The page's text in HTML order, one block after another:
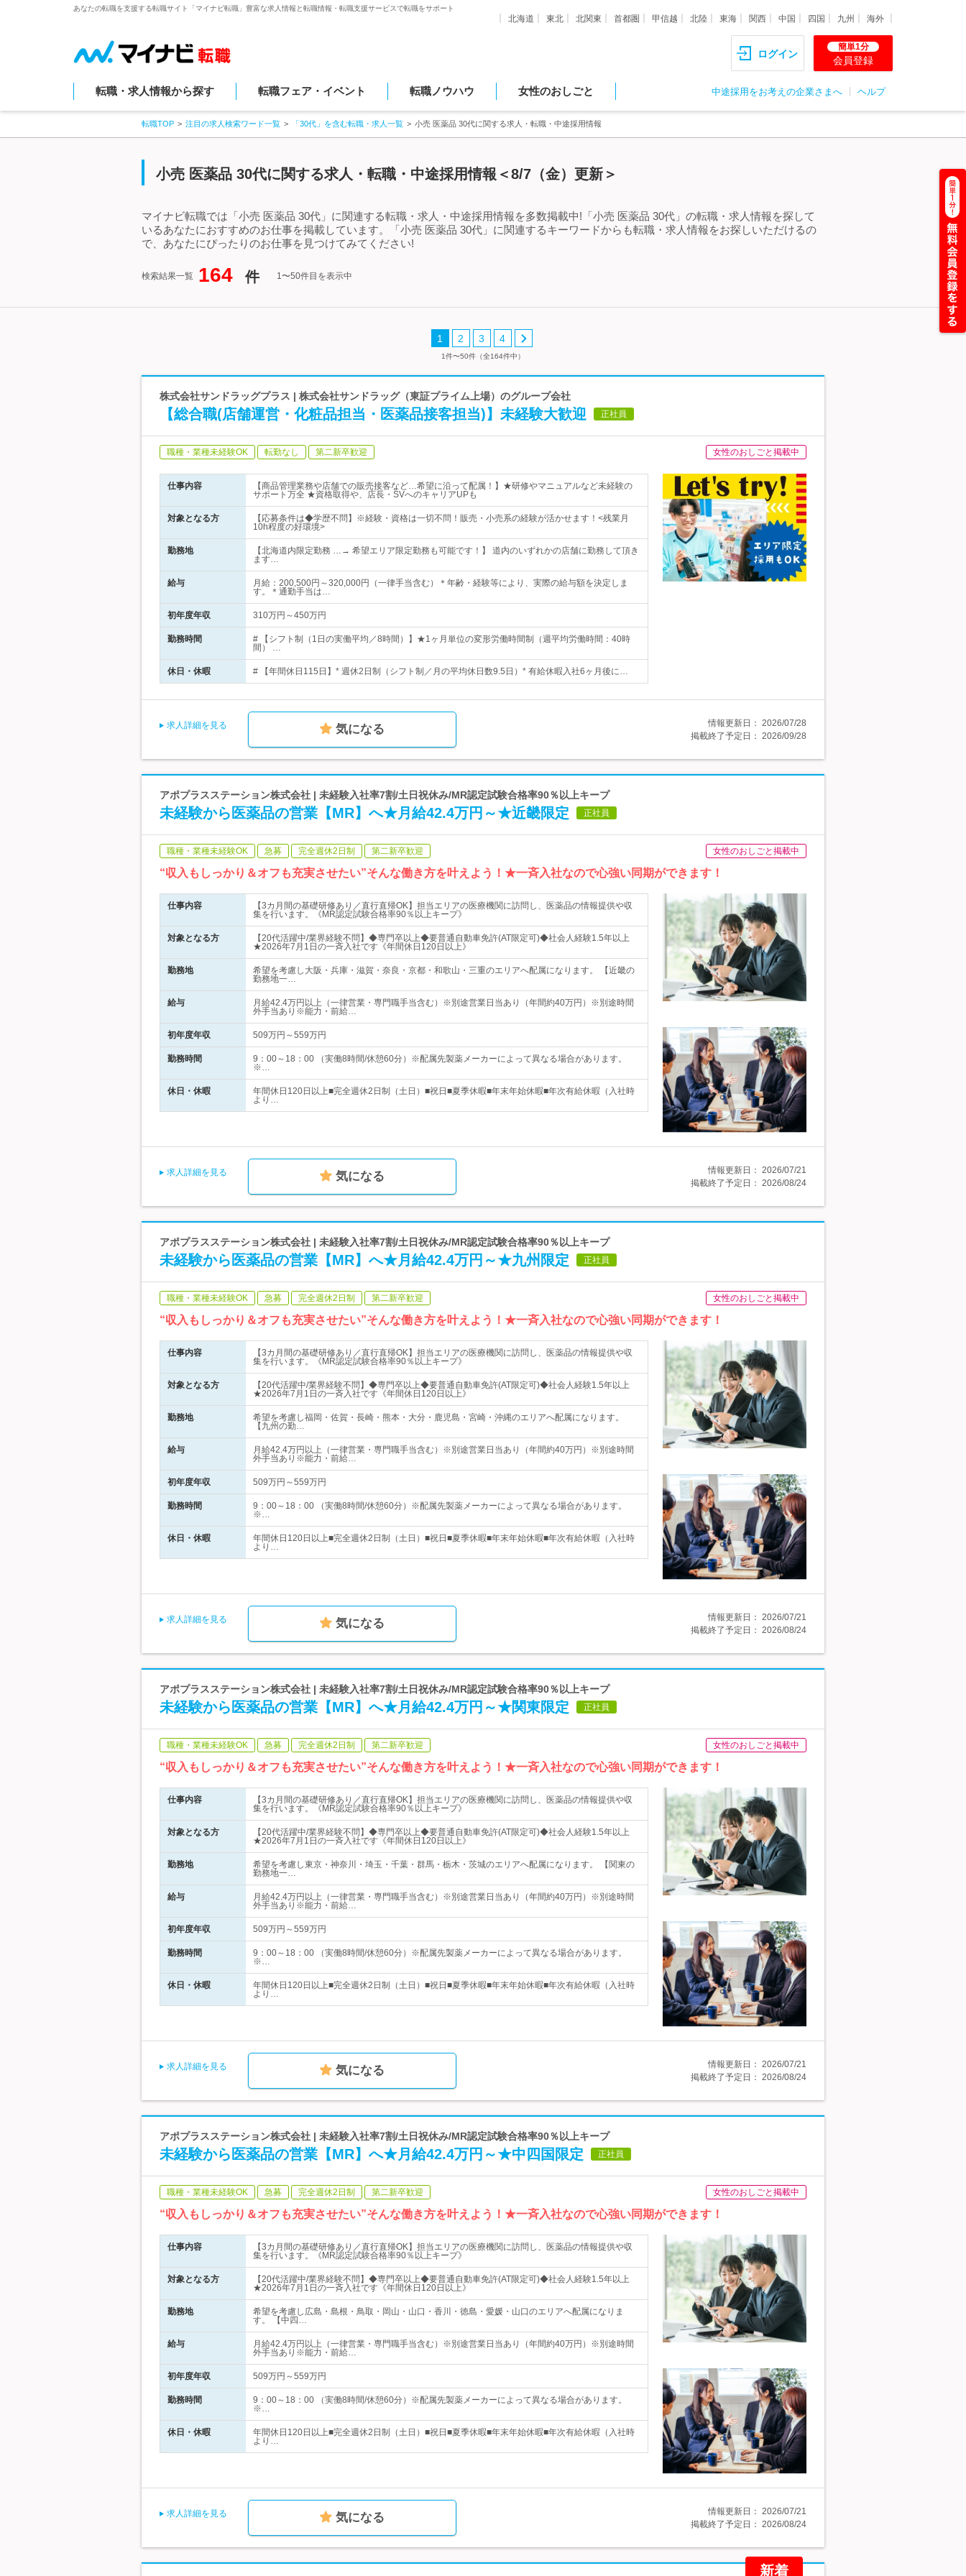
あなたの転職を支援する転職サイト「マイナビ転職」豊富な求人情報と転職情報・転職支援サービスで転職をサポート
北海道 東北 北関東 首都圏 甲信越 北陸 東海 関西 中国 四国 九州 海外
ログイン
簡単1分
会員登録
転職・求人情報から探す 転職フェア・イベント 転職ノウハウ 女性のおしごと 中途採用をお考えの企業さまへ ヘルプ
転職TOP 注目の求人検索ワード一覧 「30代」を含む転職・求人一覧 小売 医薬品 30代に関する求人・転職・中途採用情報
小売 医薬品 30代に関する求人・転職・中途採用情報＜8/7（金）更新＞
マイナビ転職では「小売 医薬品 30代」に関連する転職・求人・中途採用情報を多数掲載中!「小売 医薬品 30代」の転職・求人情報を探して
いるあなたにおすすめのお仕事を掲載しています。「小売 医薬品 30代」に関連するキーワードからも転職・求人情報をお探しいただけるの
で、あなたにぴったりのお仕事を見つけてみてください!
検索結果一覧 164 件 1〜50件目を表示中
1 2 3 4
1件〜50件（全164件中）
株式会社サンドラッグプラス | 株式会社サンドラッグ（東証プライム上場）のグループ会社
【総合職(店舗運営・化粧品担当・医薬品接客担当)】未経験大歓迎 正社員
職種・業種未経験OK 転勤なし 第二新卒歓迎 女性のおしごと掲載中
仕事内容
【商品管理業務や店舗での販売接客など…希望に沿って配属！】★研修やマニュアルなど未経験の
サポート万全 ★資格取得や、店長・SVへのキャリアUPも
対象となる方
【応募条件は◆学歴不問】※経験・資格は一切不問！販売・小売系の経験が活かせます！<残業月
10h程度の好環境>
勤務地
【北海道内限定勤務 …→ 希望エリア限定勤務も可能です！】 道内のいずれかの店舗に勤務して頂き
ます…
給与
月給：200,500円～320,000円（一律手当含む）＊年齢・経験等により、実際の給与額を決定しま
す。＊通勤手当は…
初年度年収 310万円～450万円
勤務時間
# 【シフト制（1日の実働平均／8時間）】★1ヶ月単位の変形労働時間制（週平均労働時間：40時
間） …
休日・休暇 # 【年間休日115日】* 週休2日制（シフト制／月の平均休日数9.5日）* 有給休暇入社6ヶ月後に…
求人詳細を見る 気になる 情報更新日： 2026/07/28
掲載終了予定日： 2026/09/28
アポプラスステーション株式会社 | 未経験入社率7割/土日祝休み/MR認定試験合格率90％以上キープ
未経験から医薬品の営業【MR】へ★月給42.4万円～★近畿限定 正社員
職種・業種未経験OK 急募 完全週休2日制 第二新卒歓迎 女性のおしごと掲載中
“収入もしっかり＆オフも充実させたい”そんな働き方を叶えよう！★一斉入社なので心強い同期ができます！
仕事内容
【3カ月間の基礎研修あり／直行直帰OK】担当エリアの医療機関に訪問し、医薬品の情報提供や収
集を行います。《MR認定試験合格率90％以上キープ》
対象となる方
【20代活躍中/業界経験不問】◆専門卒以上◆要普通自動車免許(AT限定可)◆社会人経験1.5年以上
★2026年7月1日の一斉入社です《年間休日120日以上》
勤務地
希望を考慮し大阪・兵庫・滋賀・奈良・京都・和歌山・三重のエリアへ配属になります。 【近畿の
勤務地一…
給与
月給42.4万円以上（一律営業・専門職手当含む）※別途営業日当あり（年間約40万円）※別途時間
外手当あり※能力・前給…
初年度年収 509万円～559万円
勤務時間
9：00～18：00 （実働8時間/休憩60分）※配属先製薬メーカーによって異なる場合があります。
※…
休日・休暇
年間休日120日以上■完全週休2日制（土日）■祝日■夏季休暇■年末年始休暇■年次有給休暇（入社時
より…
求人詳細を見る 気になる 情報更新日： 2026/07/21
掲載終了予定日： 2026/08/24
アポプラスステーション株式会社 | 未経験入社率7割/土日祝休み/MR認定試験合格率90％以上キープ
未経験から医薬品の営業【MR】へ★月給42.4万円～★九州限定 正社員
職種・業種未経験OK 急募 完全週休2日制 第二新卒歓迎 女性のおしごと掲載中
“収入もしっかり＆オフも充実させたい”そんな働き方を叶えよう！★一斉入社なので心強い同期ができます！
仕事内容
【3カ月間の基礎研修あり／直行直帰OK】担当エリアの医療機関に訪問し、医薬品の情報提供や収
集を行います。《MR認定試験合格率90％以上キープ》
対象となる方
【20代活躍中/業界経験不問】◆専門卒以上◆要普通自動車免許(AT限定可)◆社会人経験1.5年以上
★2026年7月1日の一斉入社です《年間休日120日以上》
勤務地
希望を考慮し福岡・佐賀・長崎・熊本・大分・鹿児島・宮崎・沖縄のエリアへ配属になります。
【九州の勤…
給与
月給42.4万円以上（一律営業・専門職手当含む）※別途営業日当あり（年間約40万円）※別途時間
外手当あり※能力・前給…
初年度年収 509万円～559万円
勤務時間
9：00～18：00 （実働8時間/休憩60分）※配属先製薬メーカーによって異なる場合があります。
※…
休日・休暇
年間休日120日以上■完全週休2日制（土日）■祝日■夏季休暇■年末年始休暇■年次有給休暇（入社時
より…
求人詳細を見る 気になる 情報更新日： 2026/07/21
掲載終了予定日： 2026/08/24
アポプラスステーション株式会社 | 未経験入社率7割/土日祝休み/MR認定試験合格率90％以上キープ
未経験から医薬品の営業【MR】へ★月給42.4万円～★関東限定 正社員
職種・業種未経験OK 急募 完全週休2日制 第二新卒歓迎 女性のおしごと掲載中
“収入もしっかり＆オフも充実させたい”そんな働き方を叶えよう！★一斉入社なので心強い同期ができます！
仕事内容
【3カ月間の基礎研修あり／直行直帰OK】担当エリアの医療機関に訪問し、医薬品の情報提供や収
集を行います。《MR認定試験合格率90％以上キープ》
対象となる方
【20代活躍中/業界経験不問】◆専門卒以上◆要普通自動車免許(AT限定可)◆社会人経験1.5年以上
★2026年7月1日の一斉入社です《年間休日120日以上》
勤務地
希望を考慮し東京・神奈川・埼玉・千葉・群馬・栃木・茨城のエリアへ配属になります。 【関東の
勤務地一…
給与
月給42.4万円以上（一律営業・専門職手当含む）※別途営業日当あり（年間約40万円）※別途時間
外手当あり※能力・前給…
初年度年収 509万円～559万円
勤務時間
9：00～18：00 （実働8時間/休憩60分）※配属先製薬メーカーによって異なる場合があります。
※…
休日・休暇
年間休日120日以上■完全週休2日制（土日）■祝日■夏季休暇■年末年始休暇■年次有給休暇（入社時
より…
求人詳細を見る 気になる 情報更新日： 2026/07/21
掲載終了予定日： 2026/08/24
アポプラスステーション株式会社 | 未経験入社率7割/土日祝休み/MR認定試験合格率90％以上キープ
未経験から医薬品の営業【MR】へ★月給42.4万円～★中四国限定 正社員
職種・業種未経験OK 急募 完全週休2日制 第二新卒歓迎 女性のおしごと掲載中
“収入もしっかり＆オフも充実させたい”そんな働き方を叶えよう！★一斉入社なので心強い同期ができます！
仕事内容
【3カ月間の基礎研修あり／直行直帰OK】担当エリアの医療機関に訪問し、医薬品の情報提供や収
集を行います。《MR認定試験合格率90％以上キープ》
対象となる方
【20代活躍中/業界経験不問】◆専門卒以上◆要普通自動車免許(AT限定可)◆社会人経験1.5年以上
★2026年7月1日の一斉入社です《年間休日120日以上》
勤務地
希望を考慮し広島・島根・鳥取・岡山・山口・香川・徳島・愛媛・山口のエリアへ配属になりま
す。 【中四…
給与
月給42.4万円以上（一律営業・専門職手当含む）※別途営業日当あり（年間約40万円）※別途時間
外手当あり※能力・前給…
初年度年収 509万円～559万円
勤務時間
9：00～18：00 （実働8時間/休憩60分）※配属先製薬メーカーによって異なる場合があります。
※…
休日・休暇
年間休日120日以上■完全週休2日制（土日）■祝日■夏季休暇■年末年始休暇■年次有給休暇（入社時
より…
求人詳細を見る 気になる 情報更新日： 2026/07/21
掲載終了予定日： 2026/08/24
新着